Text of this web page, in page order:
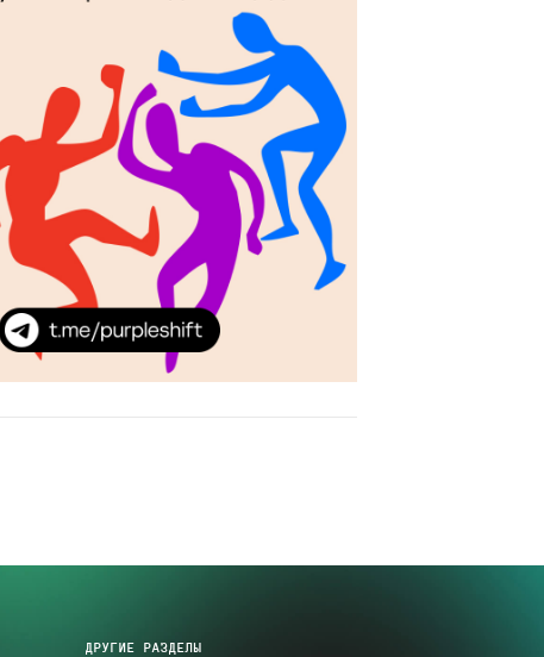
ДРУГИЕ РАЗДЕЛЫ